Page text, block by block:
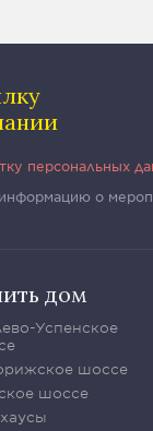
персональных
о
дом
Успенское
шоссе
шоссе